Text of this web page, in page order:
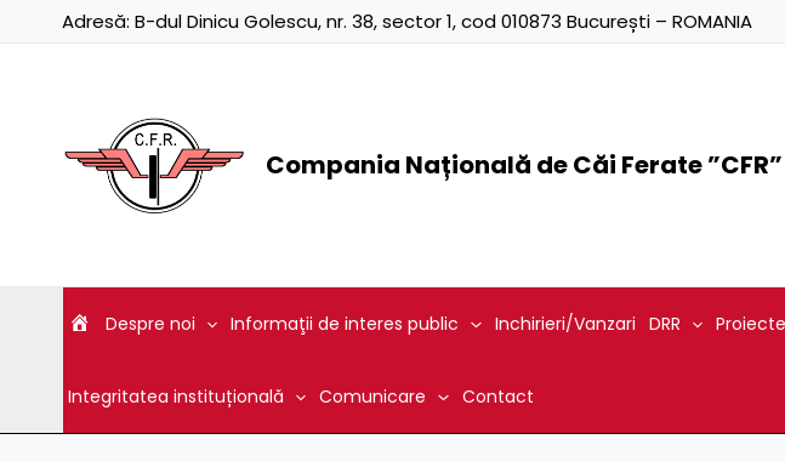
Adresă: B-dul Dinicu Golescu, nr. 38, sector 1, cod 010873 București – ROMANIA
Compania Națională de Căi Ferate ”CFR”
Despre noi Informaţii de interes public Inchirieri/Vanzari DRR
Integritatea instituțională Comunicare Contact
Posts